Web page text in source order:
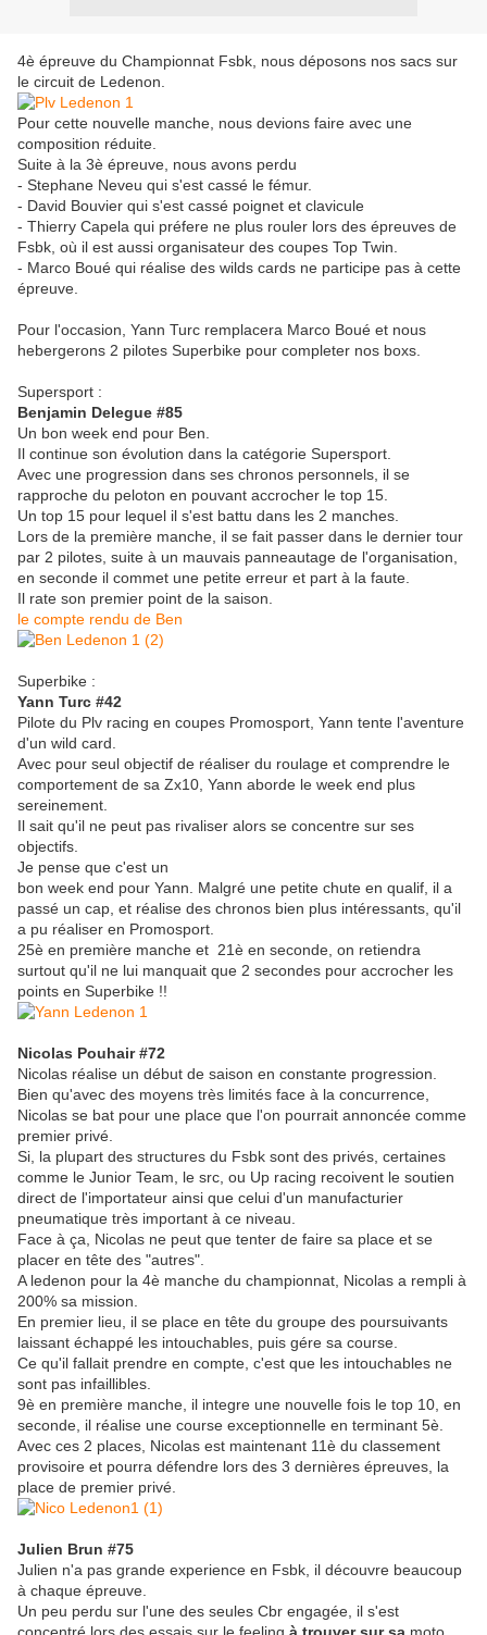
4è épreuve du Championnat Fsbk, nous déposons nos sacs sur
le circuit de Ledenon.
Pour cette nouvelle manche, nous devions faire avec une
composition réduite.
Suite à la 3è épreuve, nous avons perdu
- Stephane Neveu qui s'est cassé le fémur.
- David Bouvier qui s'est cassé poignet et clavicule
- Thierry Capela qui préfere ne plus rouler lors des épreuves de
Fsbk, où il est aussi organisateur des coupes Top Twin.
- Marco Boué qui réalise des wilds cards ne participe pas à cette
épreuve.
Pour l'occasion, Yann Turc remplacera Marco Boué et nous
hebergerons 2 pilotes Superbike pour completer nos boxs.
Supersport :
Benjamin Delegue #85
Un bon week end pour Ben.
Il continue son évolution dans la catégorie Supersport.
Avec une progression dans ses chronos personnels, il se
rapproche du peloton en pouvant accrocher le top 15.
Un top 15 pour lequel il s'est battu dans les 2 manches.
Lors de la première manche, il se fait passer dans le dernier tour
par 2 pilotes, suite à un mauvais panneautage de l'organisation,
en seconde il commet une petite erreur et part à la faute.
Il rate son premier point de la saison.
le compte rendu de Ben
Superbike :
Yann Turc #42
Pilote du Plv racing en coupes Promosport, Yann tente l'aventure
d'un wild card.
Avec pour seul objectif de réaliser du roulage et comprendre le
comportement de sa Zx10, Yann aborde le week end plus
sereinement.
Il sait qu'il ne peut pas rivaliser alors se concentre sur ses
objectifs.
Je pense que c'est un
bon week end pour Yann. Malgré une petite chute en qualif, il a
passé un cap, et réalise des chronos bien plus intéressants, qu'il
a pu réaliser en Promosport.
25è en première manche et 21è en seconde, on retiendra
surtout qu'il ne lui manquait que 2 secondes pour accrocher les
points en Superbike !!
Nicolas Pouhair #72
Nicolas réalise un début de saison en constante progression.
Bien qu'avec des moyens très limités face à la concurrence,
Nicolas se bat pour une place que l'on pourrait annoncée comme
premier privé.
Si, la plupart des structures du Fsbk sont des privés, certaines
comme le Junior Team, le src, ou Up racing recoivent le soutien
direct de l'importateur ainsi que celui d'un manufacturier
pneumatique très important à ce niveau.
Face à ça, Nicolas ne peut que tenter de faire sa place et se
placer en tête des "autres".
A ledenon pour la 4è manche du championnat, Nicolas a rempli à
200% sa mission.
En premier lieu, il se place en tête du groupe des poursuivants
laissant échappé les intouchables, puis gére sa course.
Ce qu'il fallait prendre en compte, c'est que les intouchables ne
sont pas infaillibles.
9è en première manche, il integre une nouvelle fois le top 10, en
seconde, il réalise une course exceptionnelle en terminant 5è.
Avec ces 2 places, Nicolas est maintenant 11è du classement
provisoire et pourra défendre lors des 3 dernières épreuves, la
place de premier privé.
Julien Brun #75
Julien n'a pas grande experience en Fsbk, il découvre beaucoup
à chaque épreuve.
Un peu perdu sur l'une des seules Cbr engagée, il s'est